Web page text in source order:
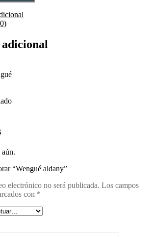
“Wengué aldany”
electrónico no será publicada. Los campos
con *